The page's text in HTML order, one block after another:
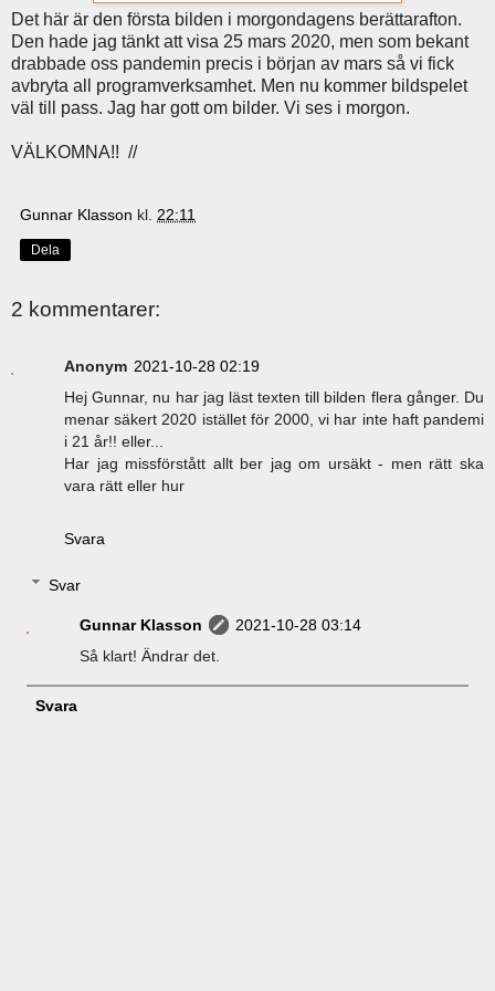
Det här är den första bilden i morgondagens berättarafton.
Den hade jag tänkt att visa 25 mars 2020, men som bekant
drabbade oss pandemin precis i början av mars så vi fick
avbryta all programverksamhet. Men nu kommer bildspelet
väl till pass. Jag har gott om bilder. Vi ses i morgon.
VÄLKOMNA!! //
Gunnar Klasson kl. 22:11
Dela
2 kommentarer:
Anonym 2021-10-28 02:19
Hej Gunnar, nu har jag läst texten till bilden flera gånger. Du
menar säkert 2020 istället för 2000, vi har inte haft pandemi
i 21 år!! eller...
Har jag missförstått allt ber jag om ursäkt - men rätt ska
vara rätt eller hur
Svara
Svar
Gunnar Klasson
2021-10-28 03:14
Så klart! Ändrar det.
Svara